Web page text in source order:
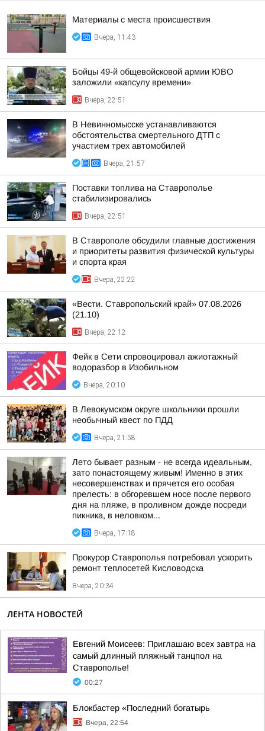
Материалы с места происшествия
Вчера, 11:43
Бойцы 49-й общевойсковой армии ЮВО
заложили «капсулу времени»
Вчера, 22:51
В Невинномысске устанавливаются
обстоятельства смертельного ДТП с
участием трех автомобилей
Вчера, 21:57
Поставки топлива на Ставрополье
стабилизировались
Вчера, 22:51
В Ставрополе обсудили главные достижения
и приоритеты развития физической культуры
и спорта края
Вчера, 22:22
«Вести. Ставропольский край» 07.08.2026
(21.10)
Вчера, 22:12
Фейк в Сети спровоцировал ажиотажный
водоразбор в Изобильном
Вчера, 20:10
В Левокумском округе школьники прошли
необычный квест по ПДД
Вчера, 21:58
Лето бывает разным - не всегда идеальным,
зато понастоящему живым! Именно в этих
несовершенствах и прячется его особая
прелесть: в обгоревшем носе после первого
дня на пляже, в проливном дожде посреди
пикника, в неловком...
Вчера, 17:18
Прокурор Ставрополья потребовал ускорить
ремонт теплосетей Кисловодска
Вчера, 20:34
ЛЕНТА НОВОСТЕЙ
Евгений Моисеев: Приглашаю всех завтра на
самый длинный пляжный танцпол на
Ставрополье!
00:27
Блокбастер «Последний богатырь
Вчера, 22:54